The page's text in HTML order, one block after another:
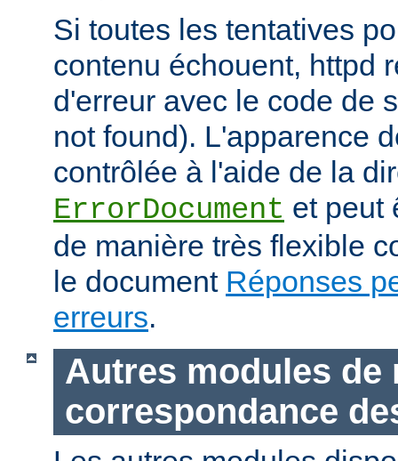
Si toutes les tentatives
contenu échouent, httpd
d'erreur avec le code de
not found). L'apparence
contrôlée à l'aide de la
ErrorDocument et peut
de manière très flexible
le document Réponses
erreurs.
Autres modules de
correspondance